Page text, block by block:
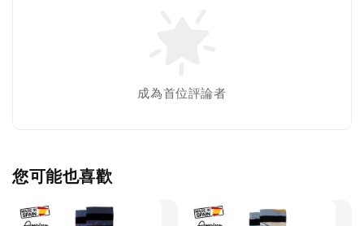
成為首位評論者
您可能也喜歡